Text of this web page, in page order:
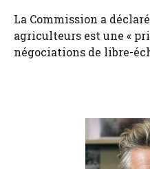
La Commission a
agriculteurs est une «
négociations de libre-